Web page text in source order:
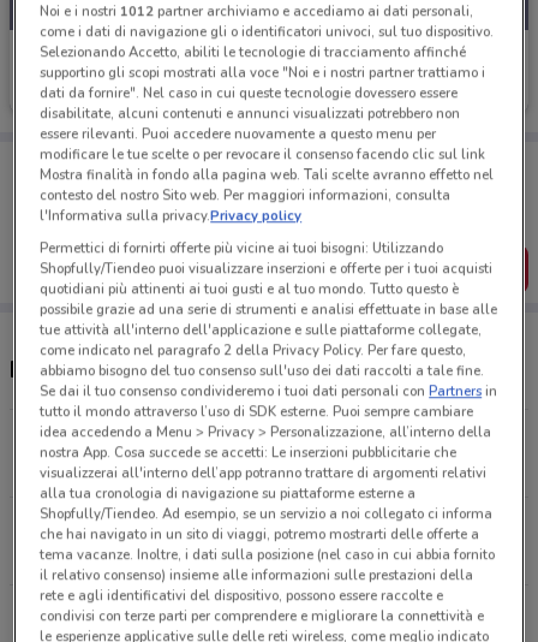
Echo
Scade il 31/12
Porta DoveConviene sempre con te!
Puoi trovare le migliori offerte dei negozi vicino a te,
salvarle e creare la tua lista del risparmio, comodamente
dal tuo cellulare.
SCARICA L’APP
Negozi Echo a Bari
Via Trieste, 23 Noicattaro
13.6 km
Corso Vittorio Emanuele, 233 Sannicandro Di Bari
14.4 km
C.SO VITTORIO EMANUELE, 233 Sannicandro Di
Noi e i nostri 1012partner archiviamo e accediamo ai dati personali,
come i dati di navigazione gli o identificatori univoci, sul tuo dispositivo.
Selezionando Accetto, abiliti le tecnologie di tracciamento affinché
supportino gli scopi mostrati alla voce "Noi e i nostri partner trattiamo i
dati da fornire". Nel caso in cui queste tecnologie dovessero essere
disabilitate, alcuni contenuti e annunci visualizzati potrebbero non
essere rilevanti. Puoi accedere nuovamente a questo menu per
modificare le tue scelte o per revocare il consenso facendo clic sul link
Mostra finalità in fondo alla pagina web. Tali scelte avranno effetto nel
contesto del nostro Sito web. Per maggiori informazioni, consulta
l'Informativa sulla privacy.Privacy policy
Permettici di fornirti offerte più vicine ai tuoi bisogni: Utilizzando
Shopfully/Tiendeo puoi visualizzare inserzioni e offerte per i tuoi acquisti
quotidiani più attinenti ai tuoi gusti e al tuo mondo. Tutto questo è
possibile grazie ad una serie di strumenti e analisi effettuate in base alle
tue attività all'interno dell'applicazione e sulle piattaforme collegate,
come indicato nel paragrafo 2 della Privacy Policy. Per fare questo,
abbiamo bisogno del tuo consenso sull'uso dei dati raccolti a tale fine.
Se dai il tuo consenso condivideremo i tuoi dati personali conPartnersin
tutto il mondo attraverso l’uso di SDK esterne. Puoi sempre cambiare
idea accedendo a Menu > Privacy > Personalizzazione, all’interno della
nostra App. Cosa succede se accetti: Le inserzioni pubblicitarie che
visualizzerai all'interno dell’app potranno trattare di argomenti relativi
alla tua cronologia di navigazione su piattaforme esterne a
Shopfully/Tiendeo. Ad esempio, se un servizio a noi collegato ci informa
che hai navigato in un sito di viaggi, potremo mostrarti delle offerte a
tema vacanze. Inoltre, i dati sulla posizione (nel caso in cui abbia fornito
il relativo consenso) insieme alle informazioni sulle prestazioni della
rete e agli identificativi del dispositivo, possono essere raccolte e
condivisi con terze parti per comprendere e migliorare la connettività e
le esperienze applicative sulle delle reti wireless, come meglio indicato